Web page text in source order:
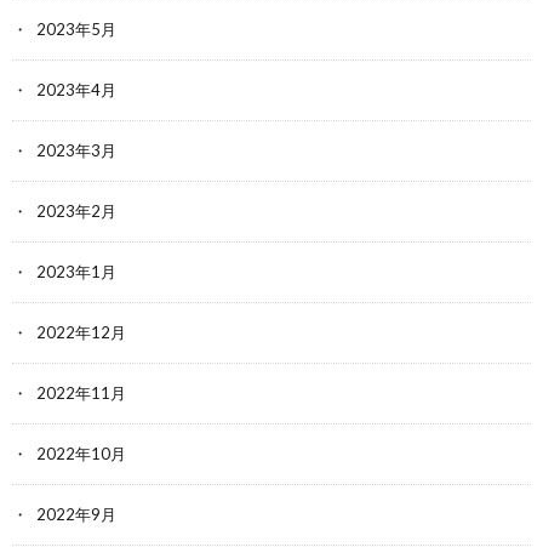
2023年5月
2023年4月
2023年3月
2023年2月
2023年1月
2022年12月
2022年11月
2022年10月
2022年9月